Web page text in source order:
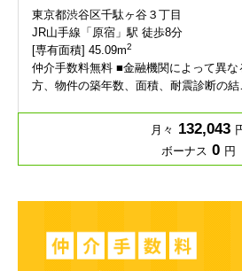
東京都渋谷区千駄ヶ谷３丁目
JR山手線「原宿」駅 徒歩8分
[専有面積] 45.09m2
仲介手数料無料 ■金融機関によって異
方、物件の築年数、面積、耐震診断の
月々 132,043
ボーナス 0 円